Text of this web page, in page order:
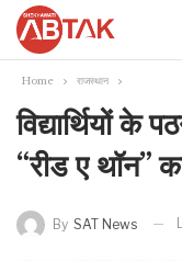
Home राजस्थान
विद्यार्थियों
“रीड ए थॉन”
By SAT News